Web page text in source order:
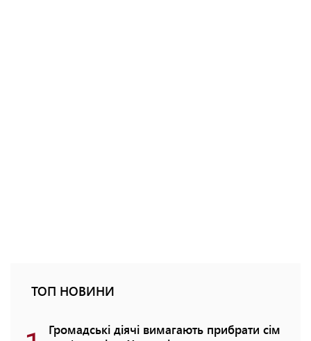
ТОП НОВИНИ
Громадські діячі вимагають прибрати сім